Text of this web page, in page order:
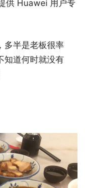
供 Huawei 用户专
多半是老板很率
知道何时就没有